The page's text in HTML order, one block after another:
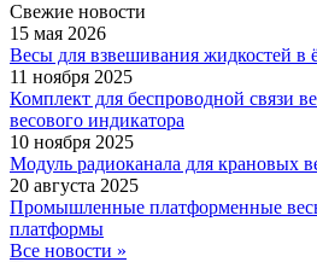
Свежие новости
15 мая 2026
Весы для взвешивания жидкостей в
11 ноября 2025
Комплект для беспроводной связи
весового индикатора
10 ноября 2025
Модуль радиоканала для крановых
20 августа 2025
Промышленные платформенные
платформы
Все новости »